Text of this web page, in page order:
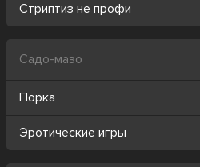
Стриптиз не профи
Садо-мазо
Порка
Эротические игры